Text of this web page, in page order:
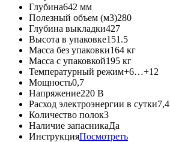
Глубина642 мм
Полезный объем (м3)280
Глубина выкладки427
Высота в упаковке151.5
Масса без упаковки164 кг
Масса с упаковкой195 кг
Температурный режим+6…+12
Мощность0,7
Напряжение220 В
Расход электроэнергии в сутки7,4
Количество полок3
Наличие запасникаДа
ИнструкцияПосмотреть